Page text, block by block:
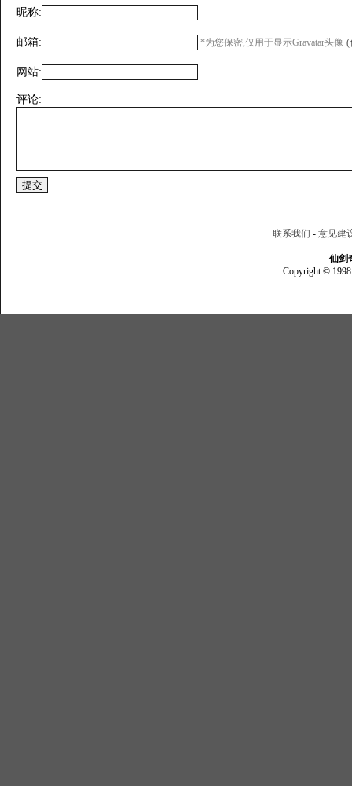
昵称:
邮箱: *为您保密,仅用于显示Gravatar头像 (
网站:
评论:
联系我们 - 意见建
仙剑
Copyright © 1998